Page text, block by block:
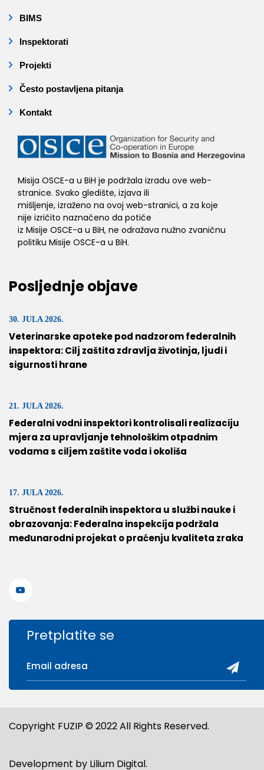
BIMS
Inspektorati
Projekti
Često postavljena pitanja
Kontakt
Misija OSCE-a u BiH je podržala izradu ove web-
stranice. Svako gledište, izjava ili
mišljenje, izraženo na ovoj web-stranici, a za koje
nije izričito naznačeno da potiče
iz Misije OSCE-a u BiH, ne odražava nužno zvaničnu
politiku Misije OSCE-a u BiH.
Posljednje objave
30. JULA 2026.
Veterinarske apoteke pod nadzorom federalnih
inspektora: Cilj zaštita zdravlja životinja, ljudi i
sigurnosti hrane
21. JULA 2026.
Federalni vodni inspektori kontrolisali realizaciju
mjera za upravljanje tehnološkim otpadnim
vodama s ciljem zaštite voda i okoliša
17. JULA 2026.
Stručnost federalnih inspektora u službi nauke i
obrazovanja: Federalna inspekcija podržala
međunarodni projekat o praćenju kvaliteta zraka
Pretplatite se
Copyright FUZIP © 2022 All Rights Reserved.
Development by Lilium Digital.